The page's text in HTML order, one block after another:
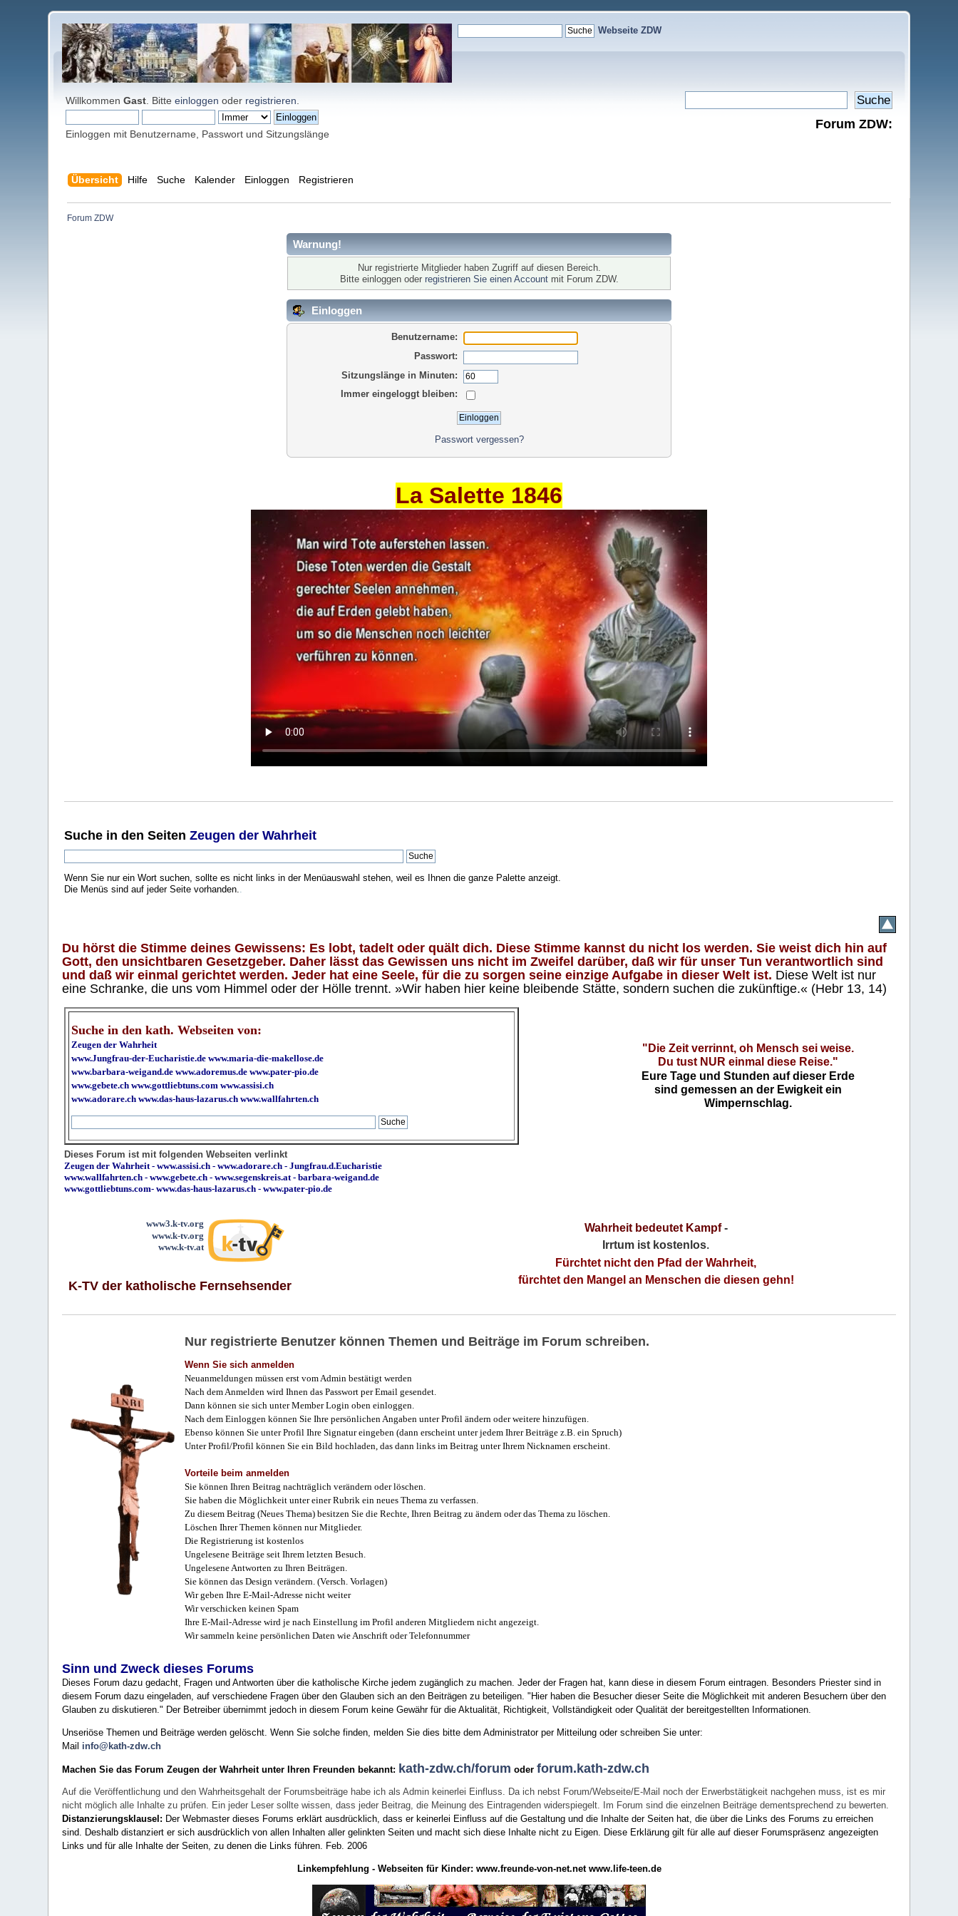
Webseite ZDW
WillkommenGast . Bitteeinloggen oder registrieren
Einloggen mit Benutzername, Passwort und Sitzungslänge
Forum ZDW:
Übersicht Hilfe Suche Kalender Einloggen Registrieren
Forum ZDW
Warnung!
Nur registrierte Mitglieder haben Zugriff auf diesen Bereich.
Bitte einloggen oder registrieren Sie einen Accountmit Forum ZDW.
Einloggen
Benutzername:
Passwort:
Sitzungslänge in Minuten:
Immer eingeloggt bleiben:
Passwort vergessen?
La Salette 1846
Suche in den SeitenZeugen der Wahrheit
Wenn Sie nur ein Wort suchen, sollte es nicht links in der Menüauswahl stehen, weil es Ihnen die ganze Palette anzeigt.
Die Menüs sind auf jeder Seite vorhanden..
Du hörst die Stimme deines Gewissens: Es lobt, tadelt oder quält dich. Diese Stimme kannst du nicht los werden. Sie weist dich hin auf
Gott, den unsichtbaren Gesetzgeber. Daher lässt das Gewissen uns nicht im Zweifel darüber, daß wir für unser Tun verantwortlich sind
und daß wir einmal gerichtet werden. Jeder hat eine Seele, für die zu sorgen seine einzige Aufgabe in dieser Welt ist. Diese Welt ist nur
eine Schranke, die uns vom Himmel oder der Hölle trennt. »Wir haben hier keine bleibende Stätte, sondern suchen die zukünftige.« (Hebr 13, 14)
Suche in den kath. Webseiten von:
Zeugen der Wahrheit
www.Jungfrau-der-Eucharistie.de www.maria-die-makellose.de
www.barbara-weigand.de www.adoremus.de www.pater-pio.de
www.gebete.ch www.gottliebtuns.com www.assisi.ch
www.adorare.ch www.das-haus-lazarus.ch www.wallfahrten.ch
"Die Zeit verrinnt, oh Mensch sei weise.
Du tust NUR einmal diese Reise."
Eure Tage und Stunden auf dieser Erde
sind gemessen an der Ewigkeit ein
Wimpernschlag.
Dieses Forum ist mit folgenden Webseiten verlinkt
Zeugen der Wahrheit-www.assisi.ch -www.adorare.ch -Jungfrau.d.Eucharistie
www.wallfahrten.ch -www.gebete.ch -www.segenskreis.at-barbara-weigand.de
www.gottliebtuns.com-www.das-haus-lazarus.ch - www.pater-pio.de
www3.k-tv.org
www.k-tv.org
www.k-tv.at
K-TV der katholische Fernsehsender
Wahrheit bedeutet Kampf-
Irrtum ist kostenlos.
Fürchtet nicht den Pfad der Wahrheit,
fürchtet den Mangel an Menschen die diesen gehn!
Nur registrierte Benutzer können Themen und Beiträge im Forum schreiben.
Wenn Sie sich anmelden
Neuanmeldungen müssen erst vom Admin bestätigt werden
Nach dem Anmelden wird Ihnen das Passwort per Email gesendet.
Dann können sie sich unter Member Login oben einloggen.
Nach dem Einloggen können Sie Ihre persönlichen Angaben unter Profil ändern oder weitere hinzufügen.
Ebenso können Sie unter Profil Ihre Signatur eingeben (dann erscheint unter jedem Ihrer Beiträge z.B. ein Spruch)
Unter Profil/Profil können Sie ein Bild hochladen, das dann links im Beitrag unter Ihrem Nicknamen erscheint.
Vorteile beim anmelden
Sie können Ihren Beitrag nachträglich verändern oder löschen.
Sie haben die Möglichkeit unter einer Rubrik ein neues Thema zu verfassen.
Zu diesem Beitrag (Neues Thema) besitzen Sie die Rechte, Ihren Beitrag zu ändern oder das Thema zu löschen.
Löschen Ihrer Themen können nur Mitglieder.
Die Registrierung ist kostenlos
Ungelesene Beiträge seit Ihrem letzten Besuch.
Ungelesene Antworten zu Ihren Beiträgen.
Sie können das Design verändern. (Versch. Vorlagen)
Wir geben Ihre E-Mail-Adresse nicht weiter
Wir verschicken keinen Spam
Ihre E-Mail-Adresse wird je nach Einstellung im Profil anderen Mitgliedern nicht angezeigt.
Wir sammeln keine persönlichen Daten wie Anschrift oder Telefonnummer
Sinn und Zweck dieses Forums
Dieses Forum dazu gedacht, Fragen und Antworten über die katholische Kirche jedem zugänglich zu machen. Jeder der Fragen hat, kann diese in diesem Forum eintragen. Besonders Priester sind in
diesem Forum dazu eingeladen, auf verschiedene Fragen über den Glauben sich an den Beiträgen zu beteiligen. "Hier haben die Besucher dieser Seite die Möglichkeit mit anderen Besuchern über den
Glauben zu diskutieren." Der Betreiber übernimmt jedoch in diesem Forum keine Gewähr für die Aktualität, Richtigkeit, Vollständigkeit oder Qualität der bereitgestellten Informationen.
Unseriöse Themen und Beiträge werden gelöscht. Wenn Sie solche finden, melden Sie dies bitte dem Administrator per Mitteilung oder schreiben Sie unter:
Mail info@kath-zdw.ch
Machen Sie das Forum Zeugen der Wahrheit unter Ihren Freunden bekannt: kath-zdw.ch/forum oderforum.kath-zdw.ch
Auf die Veröffentlichung und den Wahrheitsgehalt der Forumsbeiträge habe ich als Admin keinerlei Einfluss. Da ich nebst Forum/Webseite/E-Mail noch der Erwerbstätigkeit nachgehen muss, ist es mir
nicht möglich alle Inhalte zu prüfen. Ein jeder Leser sollte wissen, dass jeder Beitrag, die Meinung des Eintragenden widerspiegelt. Im Forum sind die einzelnen Beiträge dementsprechend zu bewerten.
Distanzierungsklausel: Der Webmaster dieses Forums erklärt ausdrücklich, dass er keinerlei Einfluss auf die Gestaltung und die Inhalte der Seiten hat, die über die Links des Forums zu erreichen
sind. Deshalb distanziert er sich ausdrücklich von allen Inhalten aller gelinkten Seiten und macht sich diese Inhalte nicht zu Eigen. Diese Erklärung gilt für alle auf dieser Forumspräsenz angezeigten
Links und für alle Inhalte der Seiten, zu denen die Links führen. Feb. 2006
Linkempfehlung - Webseiten für Kinder: www.freunde-von-net.net www.life-teen.de